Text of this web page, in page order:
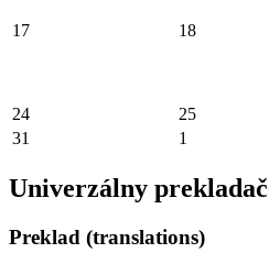
17 18
24 25
31
1
Univerzálny prekladač
Preklad (translations)